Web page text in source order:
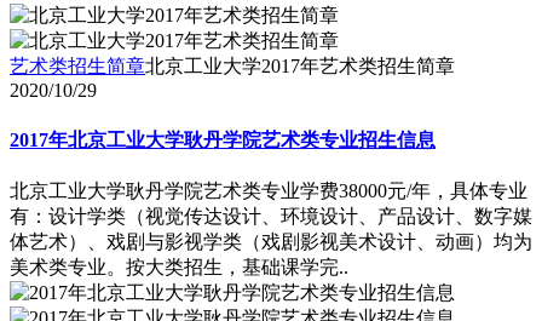
艺术类招生简章北京工业大学2017年艺术类招生简章
2020/10/29
2017年北京工业大学耿丹学院艺术类专业招生信息
北京工业大学耿丹学院艺术类专业学费38000元/年，具体专业
有：设计学类（视觉传达设计、环境设计、产品设计、数字媒
体艺术）、戏剧与影视学类（戏剧影视美术设计、动画）均为
美术类专业。按大类招生，基础课学完..